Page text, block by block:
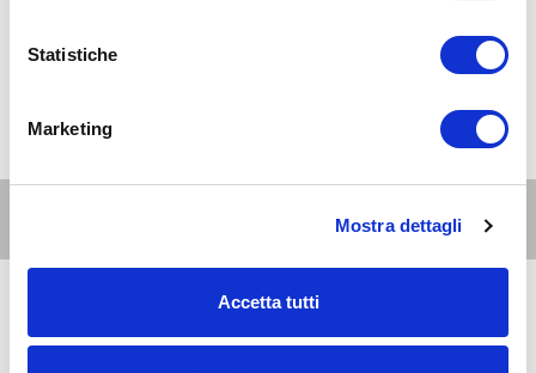
Statistiche
Marketing
Mostra dettagli
Accetta tutti
Altri eventi per questa età
AUG 2026 08:00-20:00 6-10
anni